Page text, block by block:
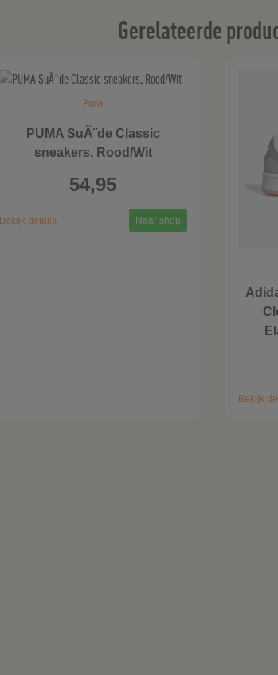
Gerelateerde
Puma
PUMA SuÃ¨de Classic
sneakers, Rood/Wit
54,95
Bekijk details Naar shop
Bekijk